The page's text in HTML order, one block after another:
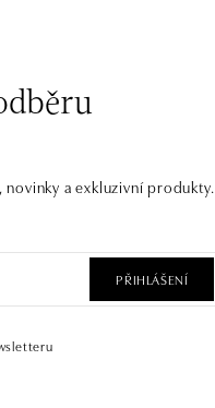
a exkluzivní produkty.
PŘIHLÁŠENÍ